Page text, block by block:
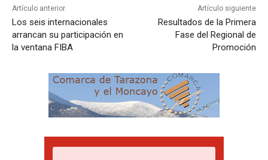
Artículo anterior
Los seis internacionales
arrancan su participación en
la ventana FIBA
Artículo siguiente
Resultados de la Primera
Fase del Regional de
Promoción